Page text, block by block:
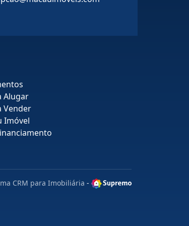
Alugar
Vender
Imóvel
CRM para Imobiliária -